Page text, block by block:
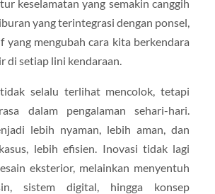
keselamatan yang semakin canggih
yang terintegrasi dengan ponsel,
yang mengubah cara kita berkendara
di setiap lini kendaraan.
selalu terlihat mencolok, tetapi
dalam pengalaman sehari-hari.
lebih nyaman, lebih aman, dan
lebih efisien. Inovasi tidak lagi
eksterior, melainkan menyentuh
sistem digital, hingga konsep